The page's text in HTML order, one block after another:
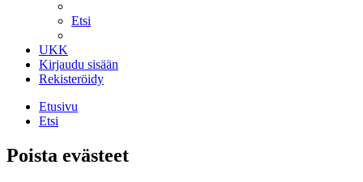
Etsi
UKK
Kirjaudu sisään
Rekisteröidy
Etusivu
Etsi
Poista evästeet